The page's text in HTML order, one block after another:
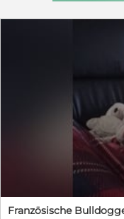
einen Deckrabatt von
sind jederzeit
hat jetzt neu seinen
Schaut gerne vorbei:
Französische